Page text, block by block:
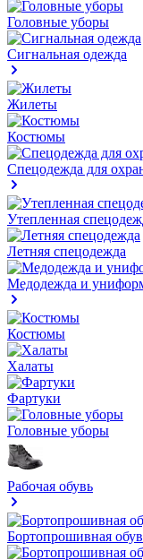
Головные уборы
Сигнальная одежда
Жилеты
Костюмы
Спецодежда для
Утепленная
Летняя спецодежда
Медодежда и
Костюмы
Халаты
Фартуки
Головные уборы
Рабочая обувь
Бортопрошивная